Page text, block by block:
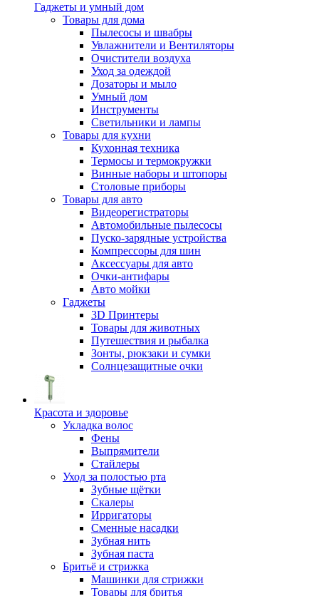
Гаджеты и умный дом
Товары для дома
Пылесосы и швабры
Увлажнители и Вентиляторы
Очистители воздуха
Уход за одеждой
Дозаторы и мыло
Умный дом
Инструменты
Светильники и лампы
Товары для кухни
Кухонная техника
Термосы и термокружки
Винные наборы и штопоры
Столовые приборы
Товары для авто
Видеорегистраторы
Автомобильные пылесосы
Пуско-зарядные устройства
Компрессоры для шин
Аксессуары для авто
Очки-антифары
Авто мойки
Гаджеты
3D Принтеры
Товары для животных
Путешествия и рыбалка
Зонты, рюкзаки и сумки
Солнцезащитные очки
Красота и здоровье
Укладка волос
Фены
Выпрямители
Стайлеры
Уход за полостью рта
Зубные щётки
Скалеры
Ирригаторы
Сменные насадки
Зубная нить
Зубная паста
Бритьё и стрижка
Машинки для стрижки
Товары для бритья